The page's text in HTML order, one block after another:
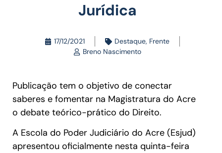
Jurídica
17/12/2021 Destaque, Frente
Breno Nascimento
Publicação tem o objetivo de conectar
saberes e fomentar na Magistratura do Acre
o debate teórico-prático do Direito.
A Escola do Poder Judiciário do Acre (Esjud)
apresentou oficialmente nesta quinta-feira